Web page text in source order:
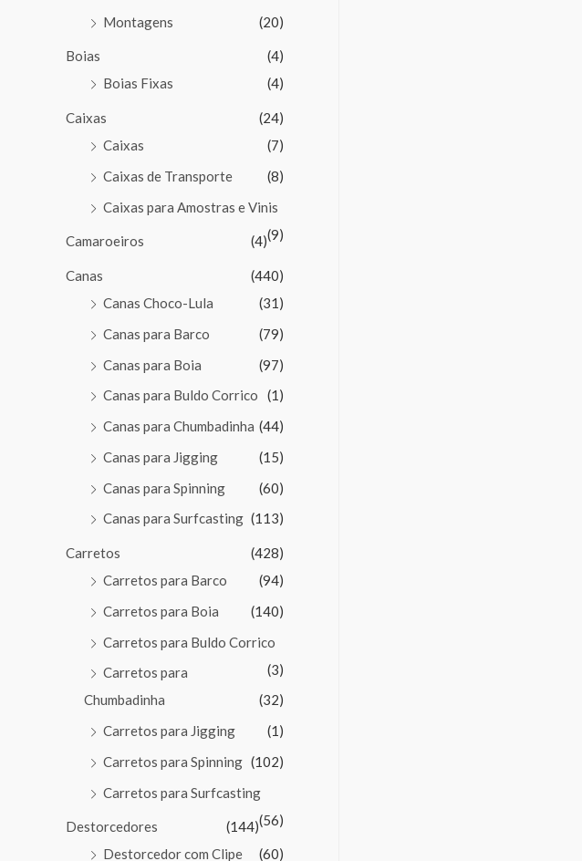
Montagens
(20)
Boias
(4)
Boias Fixas
(4)
Caixas
(24)
Caixas
(7)
Caixas de Transporte
(8)
Caixas para Amostras e Vinis
(9)
Camaroeiros (4)
Canas
(440)
Canas Choco-Lula
(31)
Canas para Barco
(79)
Canas para Boia
(97)
Canas para Buldo Corrico
(1)
Canas para Chumbadinha (44)
Canas para Jigging
(15)
Canas para Spinning
(60)
Canas para Surfcasting (113)
Carretos
(428)
Carretos para Barco
(94)
Carretos para Boia
(140)
Carretos para Buldo Corrico
(3)
Carretos para
Chumbadinha
(32)
Carretos para Jigging
(1)
Carretos para Spinning (102)
Carretos para Surfcasting
(56)
Destorcedores
(144)
Destorcedor com Clipe
(60)